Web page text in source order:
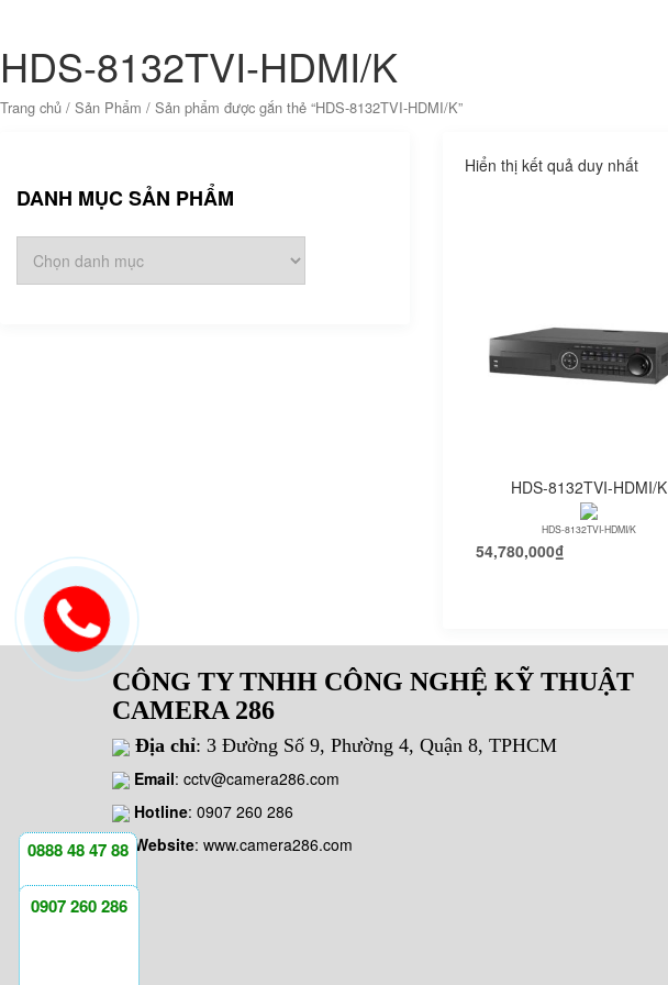
HDS-8132TVI-HDMI/K
Trang chủ / Sản Phẩm / Sản phẩm được gắn thẻ “HDS-8132TVI-HDMI/K”
Hiển thị kết quả duy nhất
HDS-8132TVI-HDMI/K
HDS-8132TVI-HDMI/K
54,780,000₫
DANH MỤC SẢN PHẨM
CÔNG TY TNHH CÔNG NGHỆ KỸ THUẬT
CAMERA 286
Địa chỉ: 3 Đường Số 9, Phường 4, Quận 8, TPHCM
Email: cctv@camera286.com
Hotline: 0907 260 286
Website: www.camera286.com
0888 48 47 88
0907 260 286